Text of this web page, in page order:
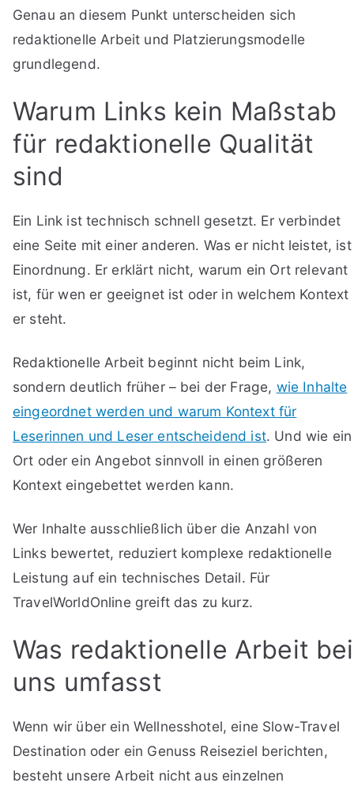
Genau an diesem Punkt unterscheiden sich
redaktionelle Arbeit und Platzierungsmodelle
grundlegend.
Warum Links kein Maßstab
für redaktionelle Qualität
sind
Ein Link ist technisch schnell gesetzt. Er verbindet
eine Seite mit einer anderen. Was er nicht leistet, ist
Einordnung. Er erklärt nicht, warum ein Ort relevant
ist, für wen er geeignet ist oder in welchem Kontext
er steht.
Redaktionelle Arbeit beginnt nicht beim Link,
sondern deutlich früher – bei der Frage, wie Inhalte
eingeordnet werden und warum Kontext für
Leserinnen und Leser entscheidend ist. Und wie ein
Ort oder ein Angebot sinnvoll in einen größeren
Kontext eingebettet werden kann.
Wer Inhalte ausschließlich über die Anzahl von
Links bewertet, reduziert komplexe redaktionelle
Leistung auf ein technisches Detail. Für
TravelWorldOnline greift das zu kurz.
Was redaktionelle Arbeit bei
uns umfasst
Wenn wir über ein Wellnesshotel, eine Slow-Travel
Destination oder ein Genuss Reiseziel berichten,
besteht unsere Arbeit nicht aus einzelnen